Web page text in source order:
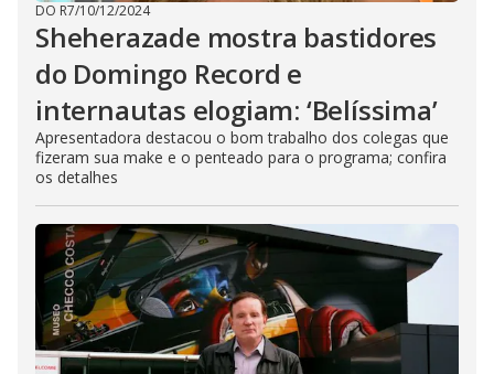
DO R7/10/12/2024
Sheherazade mostra bastidores
do Domingo Record e
internautas elogiam: ‘Belíssima’
Apresentadora destacou o bom trabalho dos colegas que
fizeram sua make e o penteado para o programa; confira
os detalhes